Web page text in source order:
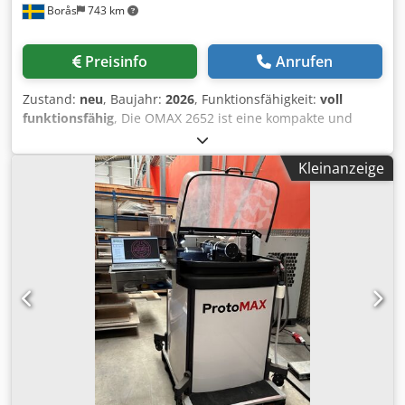
Schnittgeschwindigkeit: 0-100m/min
Repositionierungsgenauigkeit: ±0.02mm Unterstützte
Grafikformate: AI, BMP, Dst, Dwg, DXF, DXP, LAS, PLT CNC
Borås 743 km
Preisinfo Anrufen
Zustand: neu, Baujahr: 2026, Funktionsfähigkeit: voll
funktionsfähig, Die OMAX 2652 ist eine kompakte und
leistungsfähige Abrasiv-Wasserstrahlschneidanlage, die
weltweit von Werkstätten und Metallbaubetrieben für ihre
Geschwindigkeit, Präzision und Zuverlässigkeit geschätzt
wird. TECHNISCHE DATEN Bearbeitungsbereich: 1.320 x
660 mm (4'4" x 2'2") X-Achse Verfahrweg: 1.320 mm (52") Y-
Achse Verfahrweg: 683 mm (26,9") Z-Achse Verfahrweg:
150 mm Max. Schneidgeschwindigkeit: 4.572 mm/min (180
IPM) Schnittgenauigkeit: ±0,025 mm (±0,001") Max.
Tischbelastung: 400 lbs/ft² Antriebssystem: Digitales
Closed-Loop-System, bürstenlose Servomotoren
Linearbewegung: vorgespannte Kugelumlaufspindeln,
Kugelumlager Düse: OMAX MAXJET 5i Z-Achse:
Programmierbare motorisierte Achse Software: Intelli-
MAX® Suite (integrierte CAD/CAM) Rohrleitungen:
Kleinanzeige